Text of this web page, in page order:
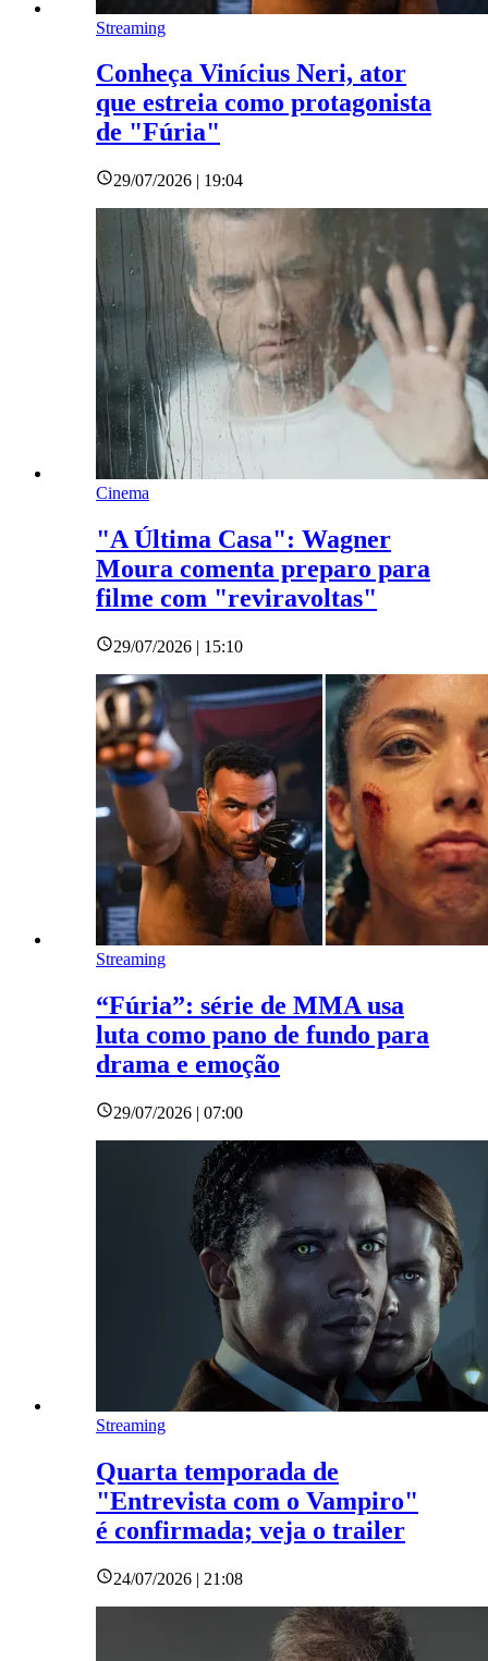
Streaming
Conheça Vinícius Neri, ator
que estreia como protagonista
de "Fúria"
29/07/2026 | 19:04
Cinema
"A Última Casa": Wagner
Moura comenta preparo para
filme com "reviravoltas"
29/07/2026 | 15:10
Streaming
“Fúria”: série de MMA usa
luta como pano de fundo para
drama e emoção
29/07/2026 | 07:00
Streaming
Quarta temporada de
"Entrevista com o Vampiro"
é confirmada; veja o trailer
24/07/2026 | 21:08